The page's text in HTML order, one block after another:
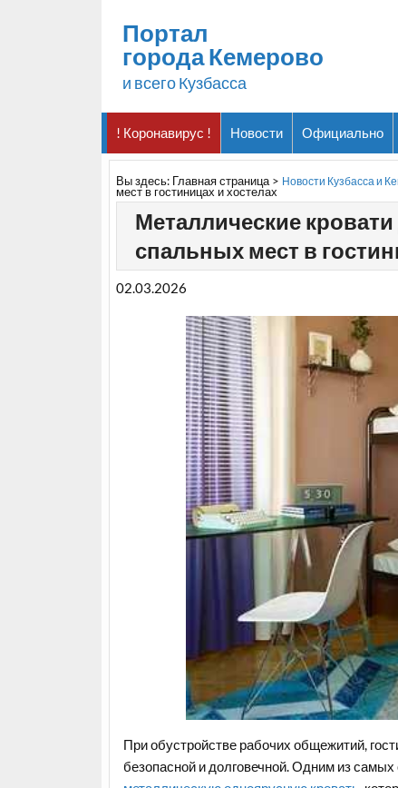
Портал
города Кемерово
и всего Кузбасса
! Коронавирус ! Новости Официально
Вы здесь: Главная страница> Новости Кузбасса и
мест в гостиницах и хостелах
Металлические
спальных мест в
02.03.2026
При обустройстве рабочих общежитий,
безопасной и долговечной. Одним из